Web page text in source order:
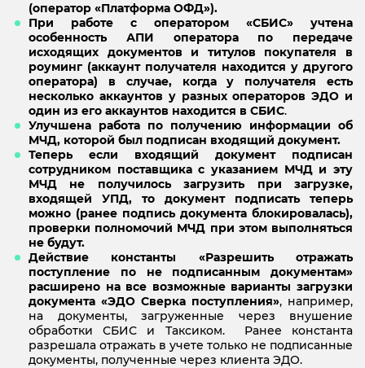
(оператор «Платформа ОФД»).
При работе с оператором «СБИС» учтена
особенность АПИ оператора по передаче
исходящих документов и титулов покупателя в
роуминг (аккаунт получателя находится у другого
оператора) в случае, когда у получателя есть
несколько аккаунтов у разных операторов ЭДО и
один из его аккаунтов находится в СБИС.
Улучшена работа по получению информации об
МЧД, которой был подписан входящий документ.
Теперь если входящий документ подписан
сотрудником поставщика с указанием МЧД и эту
МЧД не получилось загрузить при загрузке,
входящей УПД, то документ подписать теперь
можно (ранее подпись документа блокировалась),
проверки полномочий МЧД при этом выполняться
не будут.
Действие константы «Разрешить отражать
поступление по не подписанным документам»
расширено на все возможные варианты загрузки
документа «ЭДО Сверка поступления», например,
на документы, загруженные через внушение
обработки СБИС и Таксиком. Ранее константа
разрешала отражать в учете только не подписанные
документы, полученные через клиента ЭДО.